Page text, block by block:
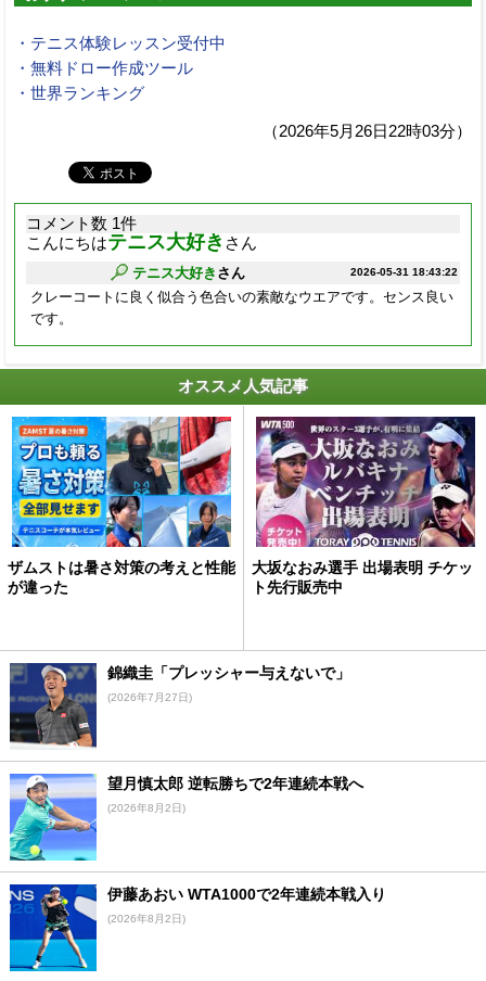
・テニス体験レッスン受付中
・無料ドロー作成ツール
・世界ランキング
（2026年5月26日22時03分）
コメント数 1件
こんにちはテニス大好き さん
2026-05-31 18:43:22
テニス大好き さん
クレーコートに良く似合う色合いの素敵なウエアです。センス良い
です。
オススメ人気記事
ザムストは暑さ対策の考えと性能
が違った
大坂なおみ選手 出場表明 チケッ
ト先行販売中
錦織圭「プレッシャー与えないで」
(2026年7月27日)
望月慎太郎 逆転勝ちで2年連続本戦へ
(2026年8月2日)
伊藤あおい WTA1000で2年連続本戦入り
(2026年8月2日)